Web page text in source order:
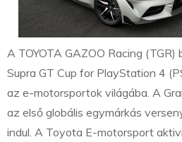
A TOYOTA GAZOO Racing
Supra GT Cup for PlayStation 4
az e-motorsportok világába. A
az első globális egymárkás
indul. A Toyota E-motorsport